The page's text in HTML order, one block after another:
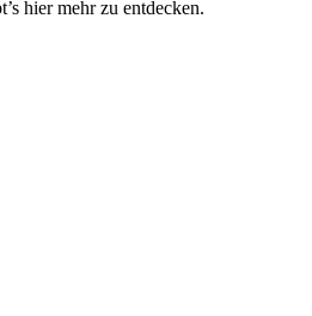
hier mehr zu entdecken.